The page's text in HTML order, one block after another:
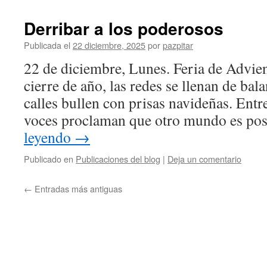
Derribar a los poderosos
Publicada el 22 diciembre, 2025porpazpitar
22 de diciembre, Lunes. Feria de
cierre de año, las redes se llenan de
calles bullen con prisas navideñas.
voces proclaman que otro mundo es
leyendo →
Publicado en Publicaciones del blog | Deja un comentario
← Entradas más antiguas